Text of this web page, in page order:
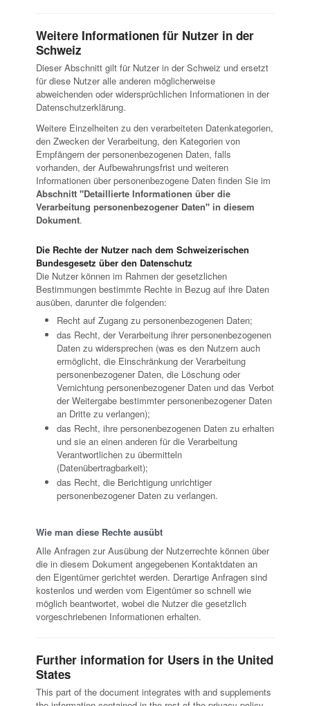
Weitere Informationen für Nutzer in der
Schweiz
Dieser Abschnitt gilt für Nutzer in der Schweiz und ersetzt
für diese Nutzer alle anderen möglicherweise
abweichenden oder widersprüchlichen Informationen in der
Datenschutzerklärung.
Weitere Einzelheiten zu den verarbeiteten Datenkategorien,
den Zwecken der Verarbeitung, den Kategorien von
Empfängern der personenbezogenen Daten, falls
vorhanden, der Aufbewahrungsfrist und weiteren
Informationen über personenbezogene Daten finden Sie im
Abschnitt "Detaillierte Informationen über die
Verarbeitung personenbezogener Daten" in diesem
Dokument.
Die Rechte der Nutzer nach dem Schweizerischen
Bundesgesetz über den Datenschutz
Die Nutzer können im Rahmen der gesetzlichen
Bestimmungen bestimmte Rechte in Bezug auf ihre Daten
ausüben, darunter die folgenden:
Recht auf Zugang zu personenbezogenen Daten;
das Recht, der Verarbeitung ihrer personenbezogenen
Daten zu widersprechen (was es den Nutzern auch
ermöglicht, die Einschränkung der Verarbeitung
personenbezogener Daten, die Löschung oder
Vernichtung personenbezogener Daten und das Verbot
der Weitergabe bestimmter personenbezogener Daten
an Dritte zu verlangen);
das Recht, ihre personenbezogenen Daten zu erhalten
und sie an einen anderen für die Verarbeitung
Verantwortlichen zu übermitteln
(Datenübertragbarkeit);
das Recht, die Berichtigung unrichtiger
personenbezogener Daten zu verlangen.
Wie man diese Rechte ausübt
Alle Anfragen zur Ausübung der Nutzerrechte können über
die in diesem Dokument angegebenen Kontaktdaten an
den Eigentümer gerichtet werden. Derartige Anfragen sind
kostenlos und werden vom Eigentümer so schnell wie
möglich beantwortet, wobei die Nutzer die gesetzlich
vorgeschriebenen Informationen erhalten.
Further information for Users in the United
States
This part of the document integrates with and supplements